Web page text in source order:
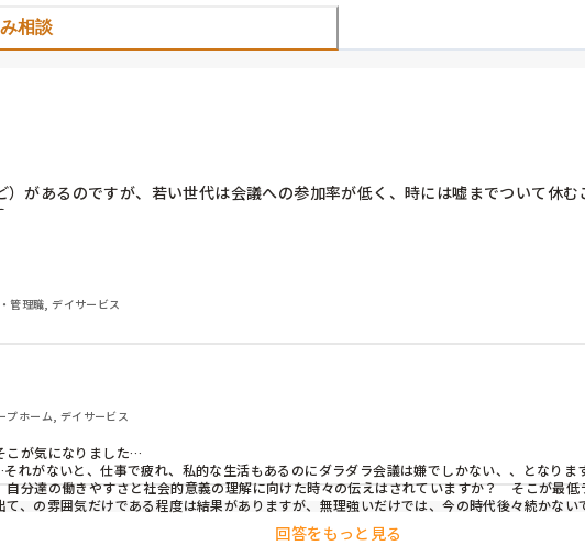
相談
があるのですが、若い世代は会議への参加率が低く、時には嘘までついて休
管理職, デイサービス
プホーム, デイサービス
こが気になりました…
がないと、仕事で疲れ、私的な生活もあるのにダラダラ会議は嫌でしかない、、となりま
分達の働きやすさと社会的意義の理解に向けた時々の伝えはされていますか？　そこが最
、の雰囲気だけである程度は結果がありますが、無理強いだけでは、今の時代後々続かない
回答をもっと見る